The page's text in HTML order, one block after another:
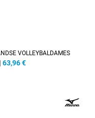
VOLLEYBALDAMES
| 63,96€